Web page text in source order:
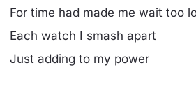
For time had made me wait too
Each watch I smash apart
Just adding to my power